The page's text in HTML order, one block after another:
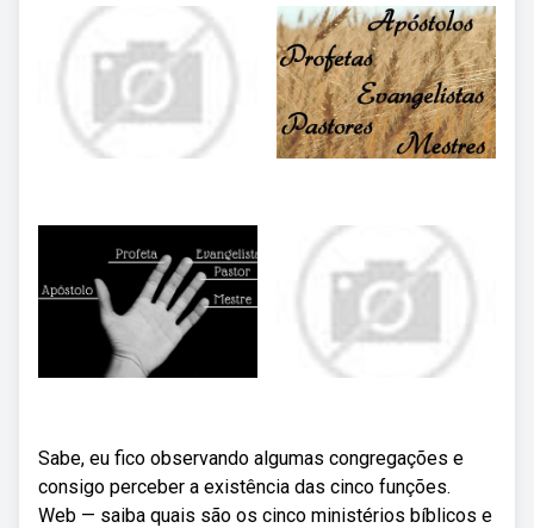
Sabe, eu fico observando algumas congregações e
consigo perceber a existência das cinco funções.
Web — saiba quais são os cinco ministérios bíblicos e